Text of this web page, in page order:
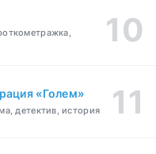
«Голем»
детектив, история